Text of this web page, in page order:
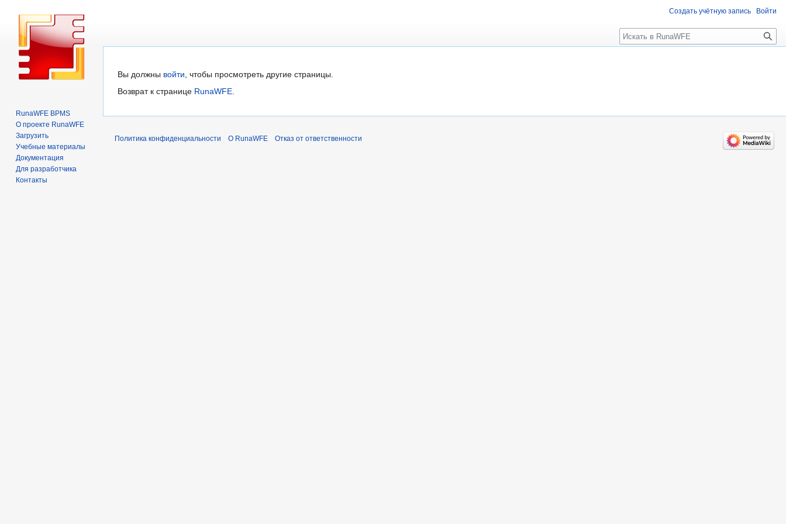
Перейти
к
Перейти
к
Вы должны войти, чтобы просмотреть другие страницы.
Возврат к странице RunaWFE.
Создать учётную запись Войти
Поиск
RunaWFE BPMS
О проекте RunaWFE
Загрузить
Учебные материалы
Документация
Для разработчика
Контакты
Политика конфиденциальности О RunaWFE Отказ от ответственности